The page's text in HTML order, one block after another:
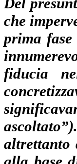
che
prima
fiducia
altrettanto